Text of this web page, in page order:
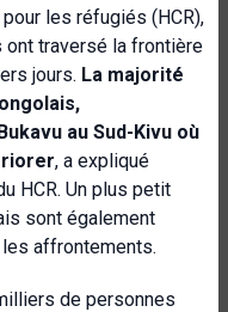
les réfugiés (HCR),
traversé la frontière
jours. La majorité
au Sud-Kivu où
, a expliqué
HCR. Un plus petit
sont également
affrontements.
de personnes